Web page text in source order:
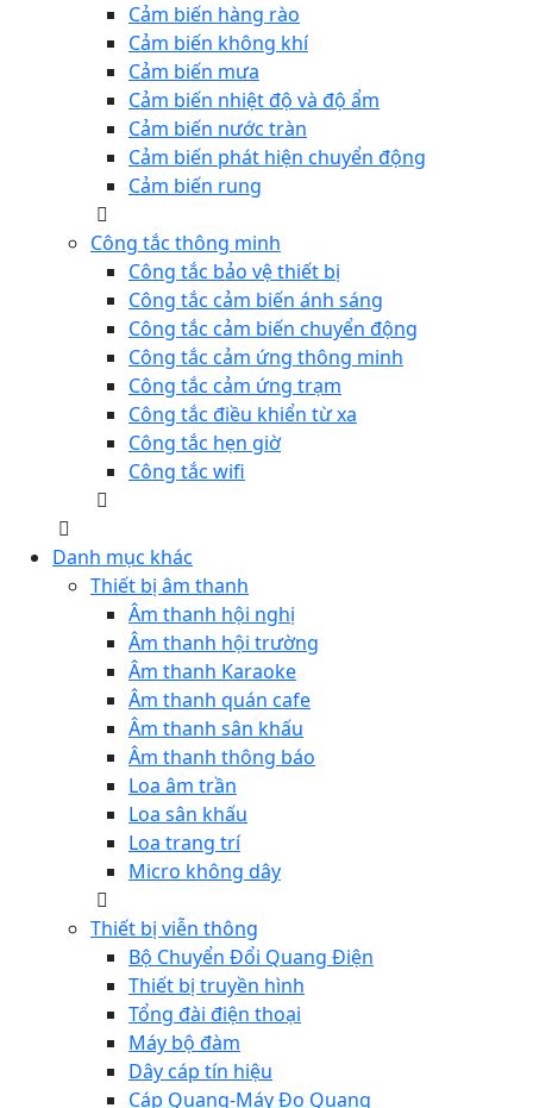
Cảm biến hàng rào
Cảm biến không khí
Cảm biến mưa
Cảm biến nhiệt độ và độ ẩm
Cảm biến nước tràn
Cảm biến phát hiện chuyển động
Cảm biến rung
Công tắc thông minh
Công tắc bảo vệ thiết bị
Công tắc cảm biến ánh sáng
Công tắc cảm biến chuyển động
Công tắc cảm ứng thông minh
Công tắc cảm ứng trạm
Công tắc điều khiển từ xa
Công tắc hẹn giờ
Công tắc wifi
Danh mục khác
Thiết bị âm thanh
Âm thanh hội nghị
Âm thanh hội trường
Âm thanh Karaoke
Âm thanh quán cafe
Âm thanh sân khấu
Âm thanh thông báo
Loa âm trần
Loa sân khấu
Loa trang trí
Micro không dây
Thiết bị viễn thông
Bộ Chuyển Đổi Quang Điện
Thiết bị truyền hình
Tổng đài điện thoại
Máy bộ đàm
Dây cáp tín hiệu
Cáp Quang-Máy Đo Quang